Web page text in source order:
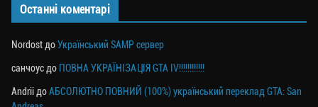
Останні коментарі
Nordost доУкраїнський SAMP сервер
санчоус до ПОВНА УКРАЇНІЗАЦІЯ GTA IV!!!!!!!!!!!!
Andrii доАБСОЛЮТНО ПОВНИЙ (100%) український переклад GTA: San